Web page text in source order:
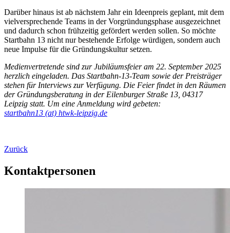
Darüber hinaus ist ab nächstem Jahr ein Ideenpreis geplant, mit dem
vielversprechende Teams in der Vorgründungsphase ausgezeichnet
und dadurch schon frühzeitig gefördert werden sollen. So möchte
Startbahn 13 nicht nur bestehende Erfolge würdigen, sondern auch
neue Impulse für die Gründungskultur setzen.
Medienvertretende sind zur Jubiläumsfeier am 22. September 2025
herzlich eingeladen. Das Startbahn-13-Team sowie der Preisträger
stehen für Interviews zur Verfügung. Die Feier findet in den Räumen
der Gründungsberatung in der Eilenburger Straße 13, 04317
Leipzig statt. Um eine Anmeldung wird gebeten:
startbahn13 (at) htwk-leipzig.de
Zurück
Kontaktpersonen